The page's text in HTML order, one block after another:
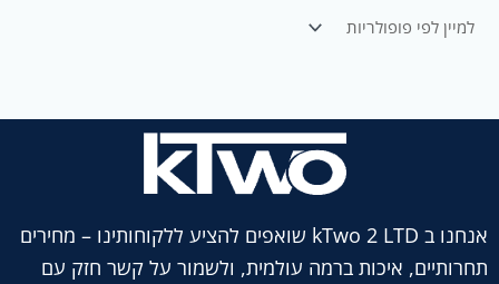
אנחנו ב kTwo 2 LTD שואפים להציע ללקוחותינו – מחירים
תחרותיים, איכות ברמה עולמית, ולשמור על קשר חזק עם